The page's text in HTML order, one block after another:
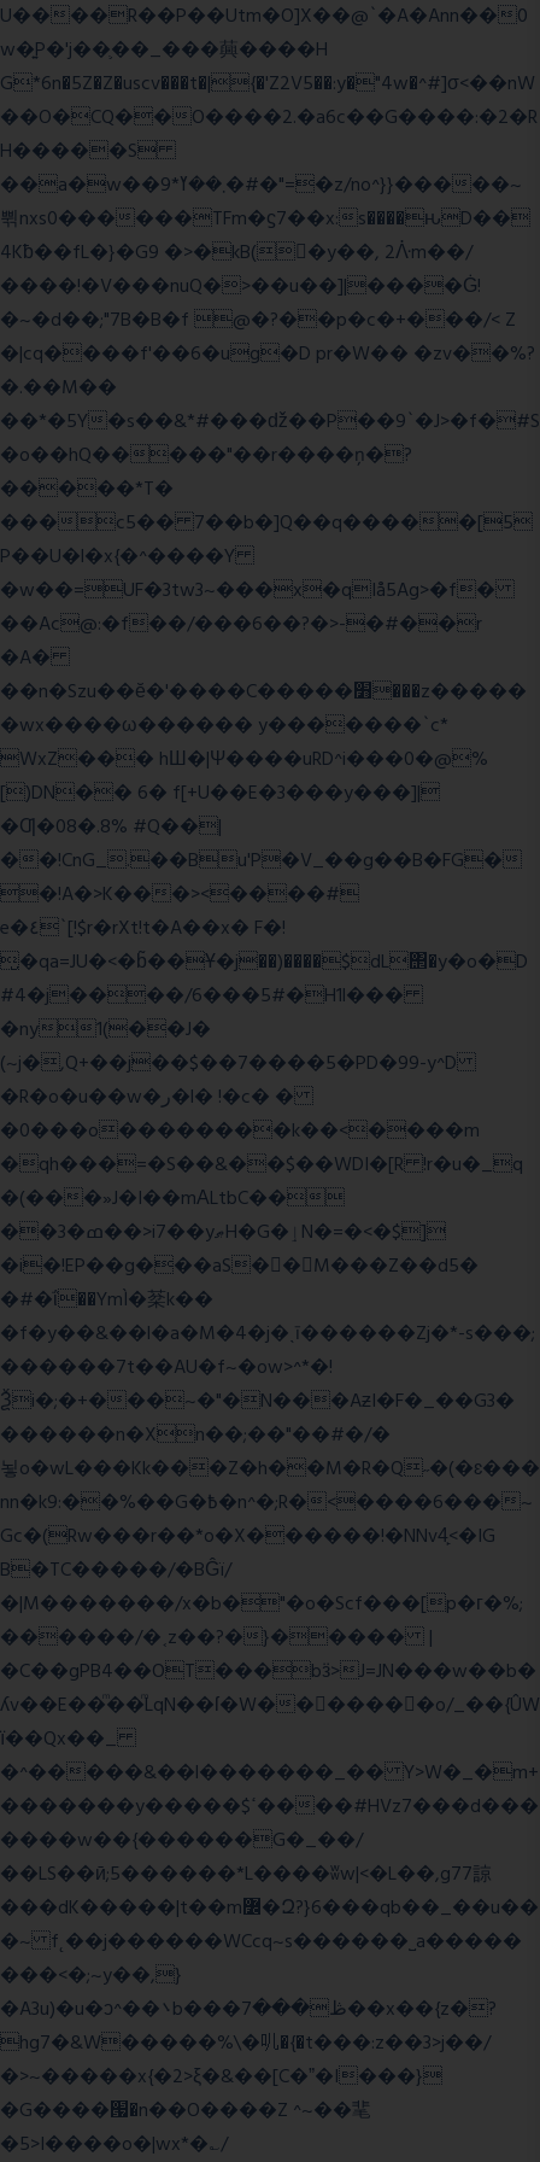
U����R��P��Utm�O]X��@`�A�Ann��0
w�͍P�'j��֛��_���䕟����H
G*6n�5Z�Z�uscv���t�|{�'Z2V5��:y�"4w�^#]σ<��nW
��O�CQ��O����2.�a6c��G����:�2�R
H�����S
��a�w��9*܂��ߌ�#�"=�z/no^}}�����~
쀢nxs0������TFm�ϛ7��x:s����ԋD��
4Kƀ��fL�}�G9 �>�kB(�ِy��, 2ᐿm��/
����!�V���nuQ�>��u��]|����Ġ!
�~�d��;"7B�B�f @�?��p�c�+���/< Z
�|cq����f'��6�ug�D pr�W�� �zv��%?
�.��M��
��*�5Y�s��&*#���ǆ��P��9`�J>�f�#S
�o��hQ�����"��r����ņ�?
�����*T�
���c5�� 7��b�]Q��q�����[5
P��U�l�x{�^����Y
�w��=UF�3tw3~���x�qIå5Ag>�f�
��Ac@:�f��/���6��?�>-�#��r
�A�
��n�Szu��ӗ�'����C�����׻���z�����
�wx����ω������ y�������`c*
WxZ��� hШ�|Ψ����uRD^i���0�@%
[)DN�� 6� f[+U��E�3���y���]|
�Ƣ�08�.8% #Q��|
��!CnG_.��Bu'P�V_��g��B�FG�
�!A�>K���><����#
e�٤`[!$r�rXt!t�A��x� F�!
̮�qa=JU�<�b̃��Ұ�j��)����$dL΢�y�o�D
#4�j����/6���5#�H1l���
�ny1(��J�
(~j�,Q+��j��$��7����5�PD�99-y^D
�R�o�u��w�ر�l� !�c� �
�0���o��������k��<����m
�qh���=�S��&��$��WDI�[R !r�u�_q
�(���»J�I��mΑLtbC��
��3�ߘ��>i7��yޠH�G�ٳN�=�<�$]
�i�!EP��g���aS��M���Z��d5�
�#�ΐ��YmÌ�棻k��
�f�y��&��l�a�M�4�j�ˎī������Zj�*-s���;
������7t� �AU�f~�ow>^*�!
Ѯi�;�+���~�"�N���AƶI�F�_��G3�
������n�Xn��;��"��#�/�
뇧o�wL���Kk���Z�h��M�R�Q˶�(�ɛ���
nn�k9:��%��G�߿�n^�;R�<����6���~
Gc�(Rw���r��*o�X������!�NNv4̙<�IG
B�TC�����/�BĜï/
�|M�������/x�b�"�o�Scf���[p�г�%;
������/�˱z��?�}����� |
�C��gPB4��OT���bӟ>J=JN���w��b�
ʎv��E��ͫ��ͫLqN��ſ�W���ً����o/_��{ÛW
ї��Qx��_
�^�����&��l�������_�� Y>W�_�m+
�������y�����$ߵ����#HVz7���d���
����w��{������G�_��/
��LS��ӣ;5������*L����ʬw|<�L��,g77諒
���dK�����|t��m߼�Զ?}6���qb��_��u��
�~ f˛��j������WCcq~s������˽a�����
���<�;~y��,}
�A3u)�u�ͻ^��܌b���ڟ���7��x��{z�?
hg7�&W�����%\�䶷�{�t���:z��3>j��/
�>~�����x{�2>ξ�&��[C�ˮ�I���}
�G����՗�n��O����Z ^~��靟
�5>I����o�|wx*�؎/